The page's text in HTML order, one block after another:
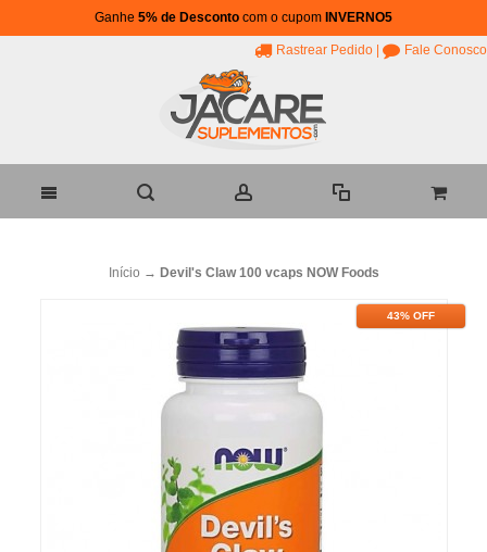
Ganhe 5% de Desconto com o cupom INVERNO5
Rastrear Pedido Fale Conosco
Início → Devil's Claw 100 vcaps NOW Foods
43% OFF